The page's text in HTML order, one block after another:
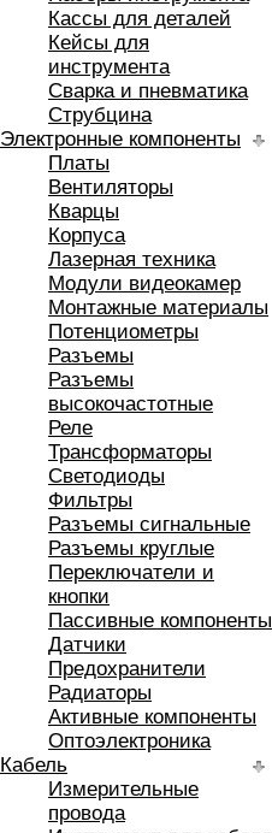
Кассы для деталей
Кейсы для
инструмента
Сварка и пневматика
Струбцина
Электронные компоненты
Платы
Вентиляторы
Кварцы
Корпуса
Лазерная техника
Модули видеокамер
Монтажные материалы
Потенциометры
Разъемы
Разъемы
высокочастотные
Реле
Трансформаторы
Светодиоды
Фильтры
Разъемы сигнальные
Разъемы круглые
Переключатели и
кнопки
Пассивные компоненты
Датчики
Предохранители
Радиаторы
Активные компоненты
Оптоэлектроника
Кабель
Измерительные
провода